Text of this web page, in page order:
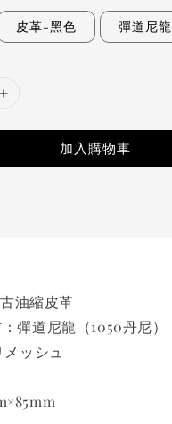
皮革-黑色 彈道尼龍
加入購物車
油縮皮革
彈道尼龍（1050丹尼）
ッシュ